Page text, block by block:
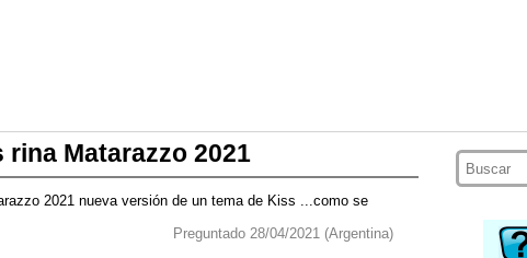
Matarazzo 2021
2021 nueva versión de un tema de Kiss ...como se
Preguntado 28/04/2021 (Argentina)